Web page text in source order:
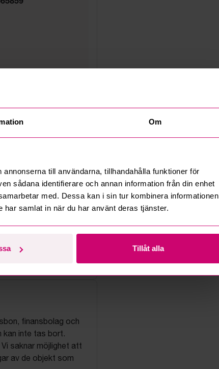
Om
till användarna, tillhandahålla funktioner för
sådana identifierare och annan information från din enhet
med. Dessa kan i sin tur kombinera informationen
samlat in när du har använt deras tjänster.
Tillåt alla
finansbolag och
kan inte tas bort.
saknar möjlighet att
av de objekt som